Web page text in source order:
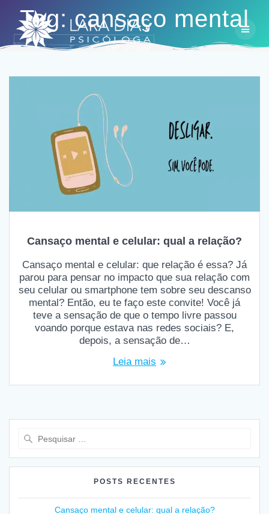
to
content
Tag:cansaço mental
Cansaço mental e celular: qual a relação?
Cansaço mental e celular: que relação é essa? Já
parou para pensar no impacto que sua relação com
seu celular ou smartphone tem sobre seu descanso
mental? Então, eu te faço este convite! Você já
teve a sensação de que o tempo livre passou
voando porque estava nas redes sociais? E,
depois, a sensação de…
Leia mais
POSTS RECENTES
Cansaço mental e celular: qual a relação?